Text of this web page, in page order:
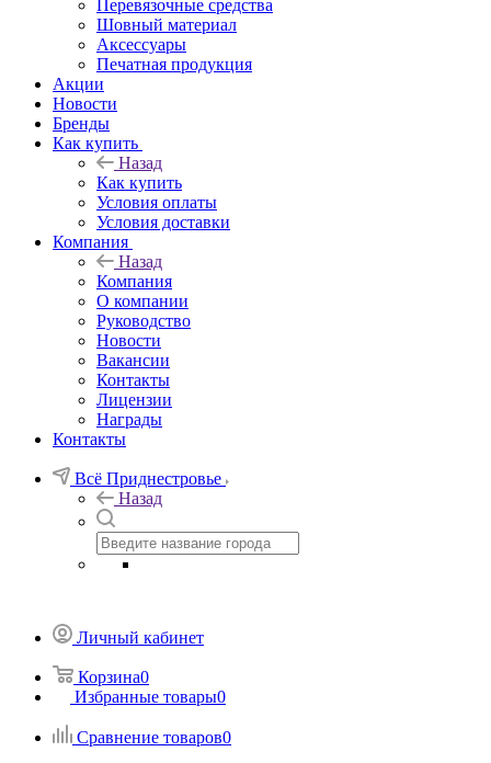
Перевязочные средства
Шовный материал
Аксессуары
Печатная продукция
Акции
Новости
Бренды
Как купить
Назад
Как купить
Условия оплаты
Условия доставки
Компания
Назад
Компания
О компании
Руководство
Новости
Вакансии
Контакты
Лицензии
Награды
Контакты
Всё Приднестровье
Назад
Личный кабинет
Корзина0
Избранные товары0
Сравнение товаров0